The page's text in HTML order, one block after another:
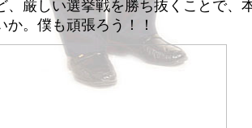
、厳しい選挙戦を勝ち抜くことで、
か。僕も頑張ろう！！